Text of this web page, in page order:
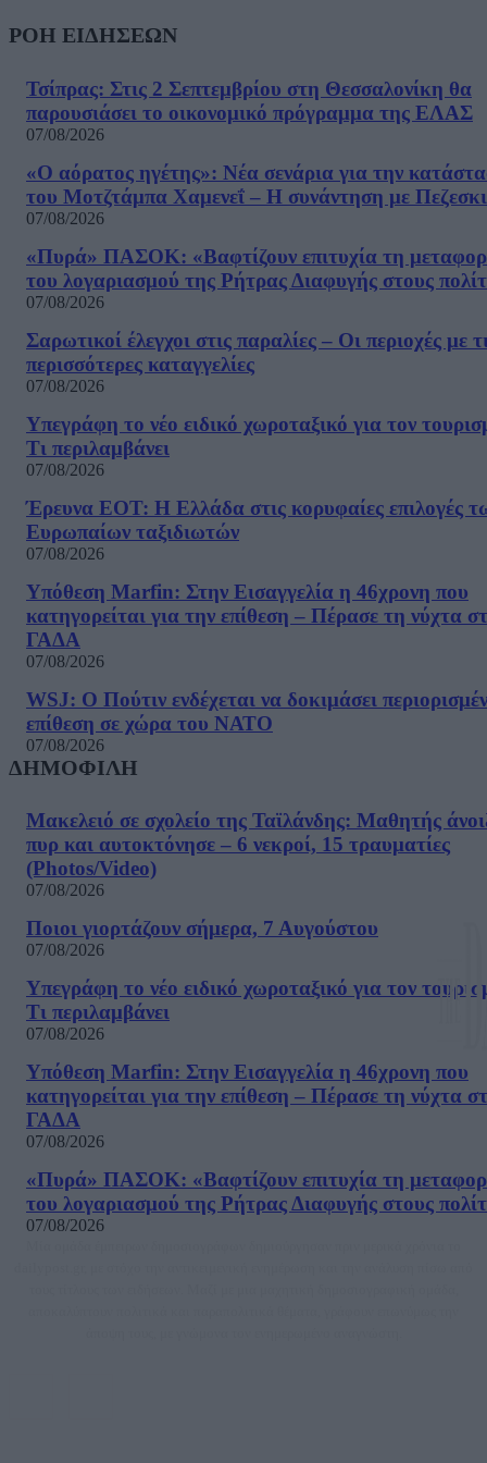
ΡΟΗ ΕΙΔΗΣΕΩΝ
Τσίπρας: Στις 2 Σεπτεμβρίου στη Θεσσαλονίκη θα
παρουσιάσει το οικονομικό πρόγραμμα της ΕΛΑΣ
07/08/2026
«Ο αόρατος ηγέτης»: Νέα σενάρια για την
του Μοτζτάμπα Χαμενεΐ – Η συνάντηση με
07/08/2026
«Πυρά» ΠΑΣΟΚ: «Βαφτίζουν επιτυχία τη
του λογαριασμού της Ρήτρας Διαφυγής στους
07/08/2026
Σαρωτικοί έλεγχοι στις παραλίες – Οι περιοχές με
περισσότερες καταγγελίες
07/08/2026
Υπεγράφη το νέο ειδικό χωροταξικό για τον
Τι περιλαμβάνει
07/08/2026
Έρευνα ΕΟΤ: Η Ελλάδα στις κορυφαίες επιλογές
Ευρωπαίων ταξιδιωτών
07/08/2026
Υπόθεση Marfin: Στην Εισαγγελία η 46χρονη που
κατηγορείται για την επίθεση – Πέρασε τη νύχτα
ΓΑΔΑ
07/08/2026
WSJ: Ο Πούτιν ενδέχεται να δοκιμάσει
επίθεση σε χώρα του ΝΑΤΟ
07/08/2026
ΔΗΜΟΦΙΛΗ
Μακελειό σε σχολείο της Ταϊλάνδης: Μαθητής
πυρ και αυτοκτόνησε – 6 νεκροί, 15 τραυματίες
(Photos/Video)
07/08/2026
Ποιοι γιορτάζουν σήμερα, 7 Αυγούστου
07/08/2026
Υπεγράφη το νέο ειδικό χωροταξικό για τον
Τι περιλαμβάνει
07/08/2026
Υπόθεση Marfin: Στην Εισαγγελία η 46χρονη που
κατηγορείται για την επίθεση – Πέρασε τη νύχτα
ΓΑΔΑ
07/08/2026
«Πυρά» ΠΑΣΟΚ: «Βαφτίζουν επιτυχία τη
του λογαριασμού της Ρήτρας Διαφυγής στους
07/08/2026